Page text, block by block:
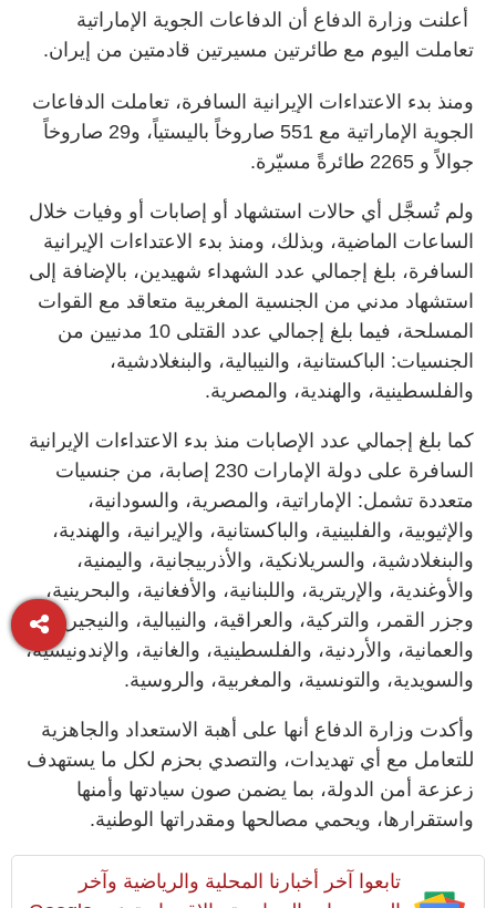
أعلنت وزارة الدفاع أن الدفاعات الجوية الإماراتية
تعاملت اليوم مع طائرتين مسيرتين قادمتين من إيران.
ومنذ بدء الاعتداءات الإيرانية السافرة، تعاملت الدفاعات
الجوية الإماراتية مع 551 صاروخاً باليستياً، و29 صاروخاً
جوالاً و 2265 طائرةً مسيّرة.
ولم تُسجَّل أي حالات استشهاد أو إصابات أو وفيات خلال
الساعات الماضية، وبذلك، ومنذ بدء الاعتداءات الإيرانية
السافرة، بلغ إجمالي عدد الشهداء شهيدين، بالإضافة إلى
استشهاد مدني من الجنسية المغربية متعاقد مع القوات
المسلحة، فيما بلغ إجمالي عدد القتلى 10 مدنيين من
الجنسيات: الباكستانية، والنيبالية، والبنغلادشية،
والفلسطينية، والهندية، والمصرية.
كما بلغ إجمالي عدد الإصابات منذ بدء الاعتداءات الإيرانية
السافرة على دولة الإمارات 230 إصابة، من جنسيات
متعددة تشمل: الإماراتية، والمصرية، والسودانية،
والإثيوبية، والفلبينية، والباكستانية، والإيرانية، والهندية،
والبنغلادشية، والسريلانكية، والأذربيجانية، واليمنية،
والأوغندية، والإريترية، واللبنانية، والأفغانية، والبحرينية،
وجزر القمر، والتركية، والعراقية، والنيبالية، والنيجيرية،
والعمانية، والأردنية، والفلسطينية، والغانية، والإندونيسية،
والسويدية، والتونسية، والمغربية، والروسية.
وأكدت وزارة الدفاع أنها على أهبة الاستعداد والجاهزية
للتعامل مع أي تهديدات، والتصدي بحزم لكل ما يستهدف
زعزعة أمن الدولة، بما يضمن صون سيادتها وأمنها
واستقرارها، ويحمي مصالحها ومقدراتها الوطنية.
تابعوا آخر أخبارنا المحلية والرياضية وآخر